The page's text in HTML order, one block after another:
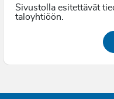
Sivustolla esitettävät
taloyhtiöön.